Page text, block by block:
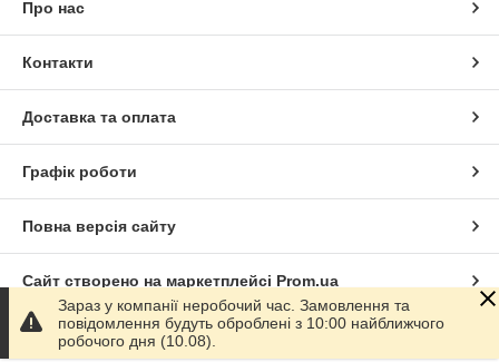
Про нас
Контакти
Доставка та оплата
Графік роботи
Повна версія сайту
Сайт створено на маркетплейсі Prom.ua
Політика конфіденційності
Зараз у компанії неробочий час. Замовлення та
повідомлення будуть оброблені з 10:00 найближчого
робочого дня (10.08).